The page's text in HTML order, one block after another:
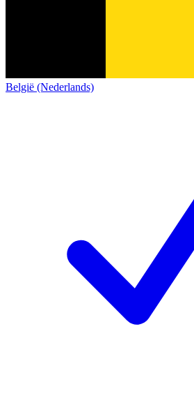
België (Nederlands)